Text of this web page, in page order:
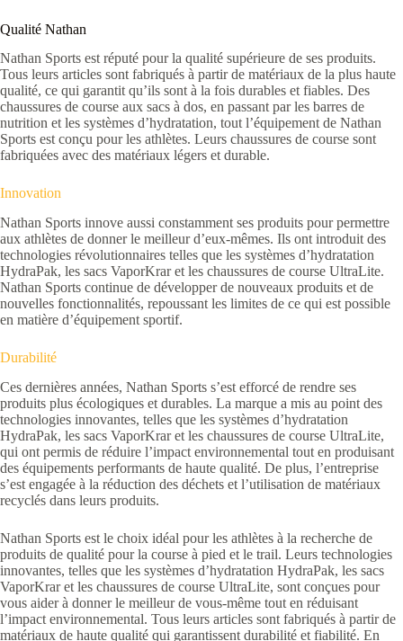
Qualité Nathan
Nathan Sports est réputé pour la qualité supérieure de ses produits.
Tous leurs articles sont fabriqués à partir de matériaux de la plus haute
qualité, ce qui garantit qu’ils sont à la fois durables et fiables. Des
chaussures de course aux sacs à dos, en passant par les barres de
nutrition et les systèmes d’hydratation, tout l’équipement de Nathan
Sports est conçu pour les athlètes. Leurs chaussures de course sont
fabriquées avec des matériaux légers et durable.
Innovation
Nathan Sports innove aussi constamment ses produits pour permettre
aux athlètes de donner le meilleur d’eux-mêmes. Ils ont introduit des
technologies révolutionnaires telles que les systèmes d’hydratation
HydraPak, les sacs VaporKrar et les chaussures de course UltraLite.
Nathan Sports continue de développer de nouveaux produits et de
nouvelles fonctionnalités, repoussant les limites de ce qui est possible
en matière d’équipement sportif.
Durabilité
Ces dernières années, Nathan Sports s’est efforcé de rendre ses
produits plus écologiques et durables. La marque a mis au point des
technologies innovantes, telles que les systèmes d’hydratation
HydraPak, les sacs VaporKrar et les chaussures de course UltraLite,
qui ont permis de réduire l’impact environnemental tout en produisant
des équipements performants de haute qualité. De plus, l’entreprise
s’est engagée à la réduction des déchets et l’utilisation de matériaux
recyclés dans leurs produits.
Nathan Sports est le choix idéal pour les athlètes à la recherche de
produits de qualité pour la course à pied et le trail. Leurs technologies
innovantes, telles que les systèmes d’hydratation HydraPak, les sacs
VaporKrar et les chaussures de course UltraLite, sont conçues pour
vous aider à donner le meilleur de vous-même tout en réduisant
l’impact environnemental. Tous leurs articles sont fabriqués à partir de
matériaux de haute qualité qui garantissent durabilité et fiabilité. En